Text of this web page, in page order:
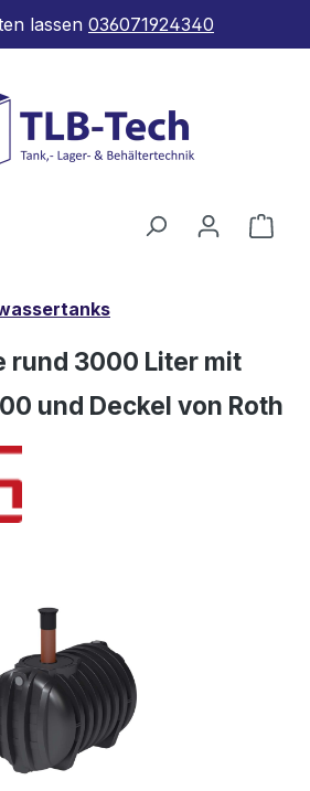
lassen 036071924340
rund 3000 Liter mit
und Deckel von Roth